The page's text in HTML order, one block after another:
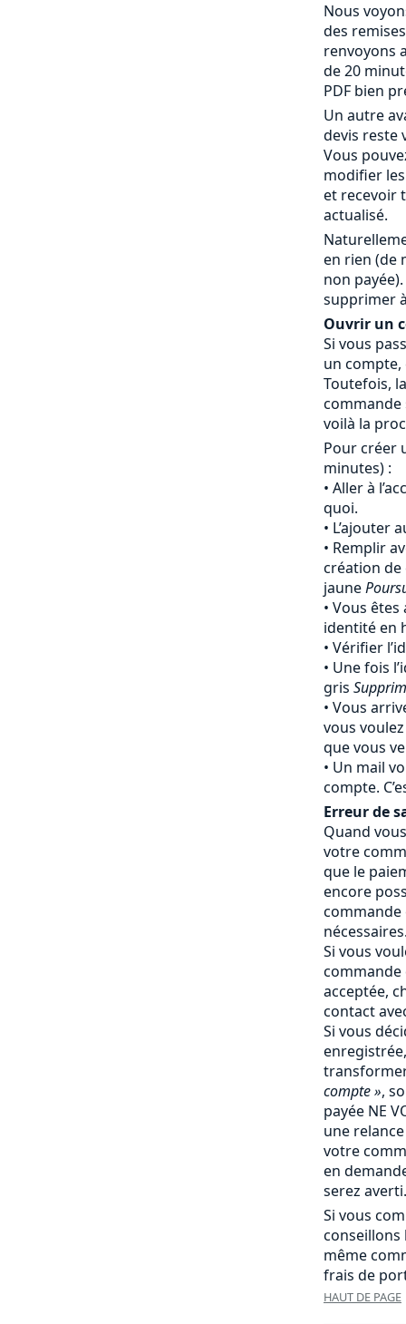
Nous
des
renvoyons
de 20
PDF bien
Un autre
devis reste
Vous
modifier
et recevoir
actualisé.
en rien (de
non
supprimer
Ouvrir un
Si vous
un compte,
Toutefois,
commande
voilà la
Pour créer
minutes) :
Aller à
quoi.
L’ajouter
Remplir
création
jaune
Vous êtes
identité en
Vérifier
Une fois
gris
Vous
vous
que vous
Un mail
compte.
Erreur de
Quand
votre
que le
encore
commande
Si vous
commande
acceptée,
contact
Si vous
compte »,
payée NE
une
votre
en
serez averti.
Si vous
conseillons
même
frais de
HAUT DE PAGE